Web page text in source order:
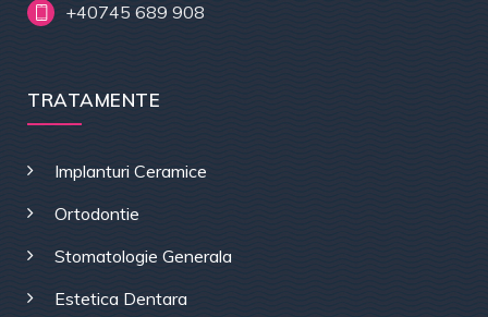
+40745 689 908
TRATAMENTE
Implanturi Ceramice
Ortodontie
Stomatologie Generala
Estetica Dentara